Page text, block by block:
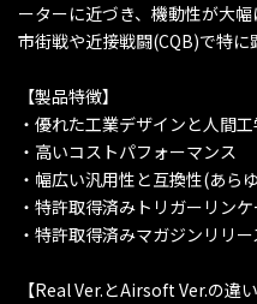
ーターに近づき、機動性が大
市街戦や近接戦闘(CQB)で特に
【製品特徴】
・優れた工業デザインと人間
・高いコストパフォーマンス
・幅広い汎用性と互換性(あら
・特許取得済みトリガーリン
・特許取得済みマガジンリリ
【Real Ver.とAirsoft Ver.の違い